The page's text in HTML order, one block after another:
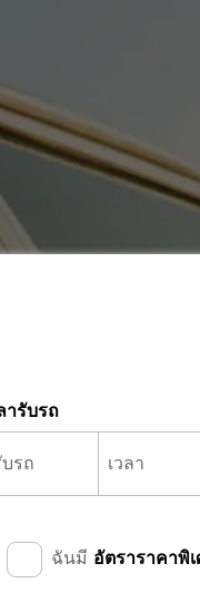
ารับรถ
ฉันมี อัตราราคาพิ